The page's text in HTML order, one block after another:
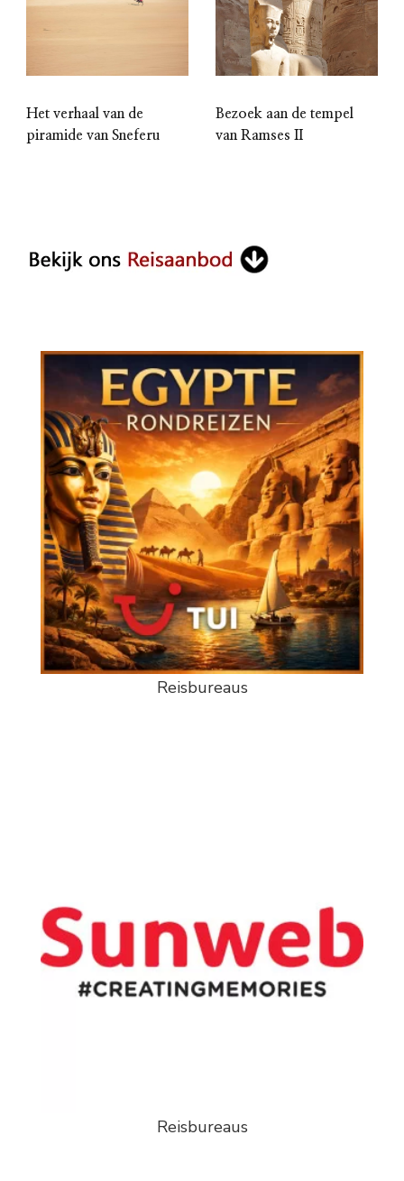
Het verhaal van de
piramide van Sneferu
Bezoek aan de tempel
van Ramses II
Reisbureaus
Reisbureaus